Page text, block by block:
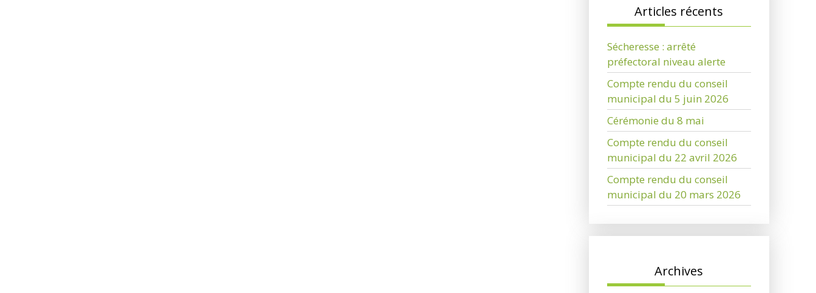
Articles récents
Sécheresse : arrêté
préfectoral niveau alerte
Compte rendu du conseil
municipal du 5 juin 2026
Cérémonie du 8 mai
Compte rendu du conseil
municipal du 22 avril 2026
Compte rendu du conseil
municipal du 20 mars 2026
Archives